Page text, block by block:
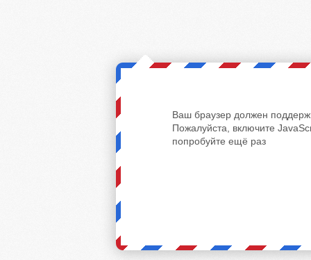
Ваш браузер должен
Пожалуйста, включите
попробуйте ещё раз